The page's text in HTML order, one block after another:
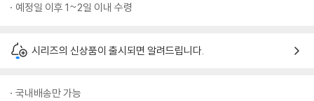
예정일 이후 1~2일 이내 수령
시리즈의 신상품이 출시되면 알려드립니다.
국내배송만 가능